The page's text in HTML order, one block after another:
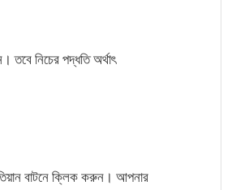
তবে নিচের পদ্ধতি অর্থাৎ
বাটনে ক্লিক করুন। আপনার